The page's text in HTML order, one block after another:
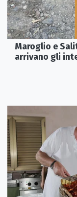
Maroglio e
arrivano gli